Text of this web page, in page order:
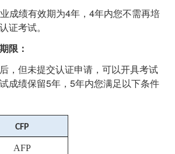
成绩有效期为4年，4年内您不需再培
证考试。
限：
，但未提交认证申请，可以开具考试
成绩保留5年，5年内您满足以下条件
CFP
AFP